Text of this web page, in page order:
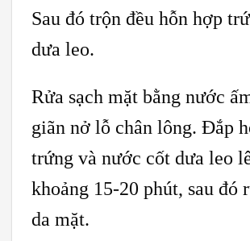
Sau đó trộn đều hỗn hợp
dưa leo.
Rửa sạch mặt bằng nước
giãn nở lỗ chân lông. Đắp
trứng và nước cốt dưa leo
khoảng 15-20 phút, sau đó
da mặt.